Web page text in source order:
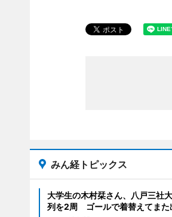
みん経トピックス
大学生の木村栞さん、八戸三社
列を2周 ゴールで着替えてまた